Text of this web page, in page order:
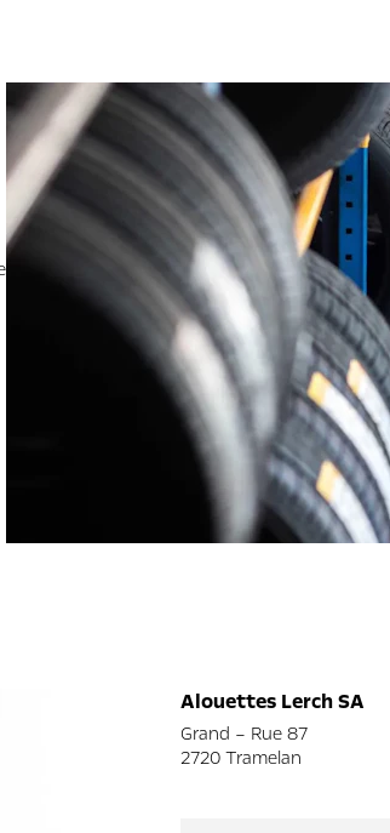
Alouettes Lerch SA
Grand – Rue 87
2720 Tramelan